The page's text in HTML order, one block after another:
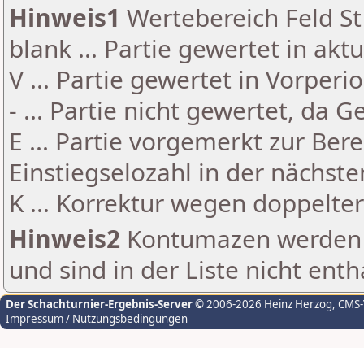
Hinweis1 Wertebereich Feld
blank ... Partie gewertet in
V ... Partie gewertet in
- ... Partie nicht gewertet, da
E ... Partie vorgemerkt zur
Einstiegselozahl in der
K ... Korrektur wegen
Hinweis2 Kontumazen
und sind in der Liste nicht
Der Schachturnier-Ergebnis-Server© 2006-2026 Heinz Herzog,
Impressum / Nutzungsbedingungen